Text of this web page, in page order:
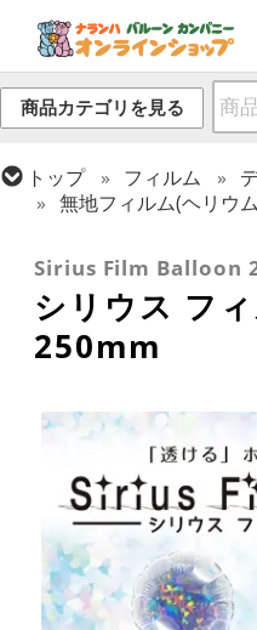
商品カテゴリを見る
トップ フィルム
無地フィルム(ヘリウ
Sirius Film Balloon
シリウス フ
250mm